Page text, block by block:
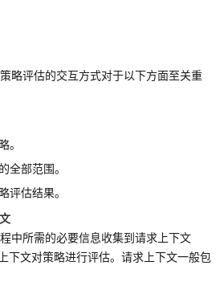
略评估的交互方式对于以下方面至关重
。
全部范围。
评估结果。
中所需的必要信息收集到请求上下文
下文对策略进行评估。请求上下文一般包